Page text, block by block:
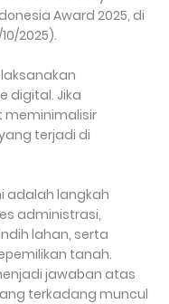
Award 2025, di
2025).
digital. Jika
meminimalisir
terjadi di
adalah langkah
administrasi,
lahan, serta
tanah.
jawaban atas
terkadang muncul